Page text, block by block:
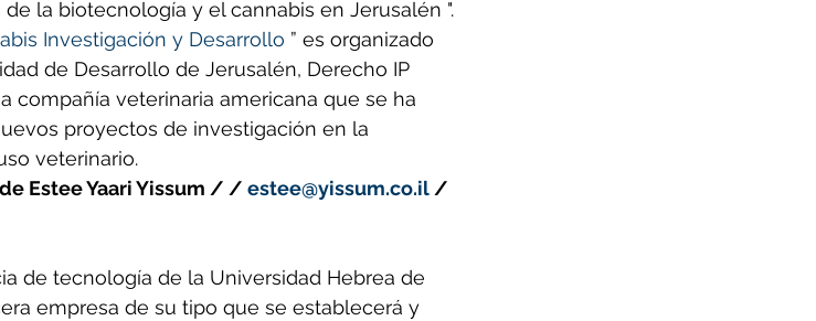
la biotecnología y el cannabis en Jerusalén ".
Investigación y Desarrollo ” es organizado
de Desarrollo de Jerusalén, Derecho IP
compañía veterinaria americana que se ha
proyectos de investigación en la
veterinario.
Estee Yaari Yissum / / estee@yissum.co.il /
de tecnología de la Universidad Hebrea de
empresa de su tipo que se establecerá y